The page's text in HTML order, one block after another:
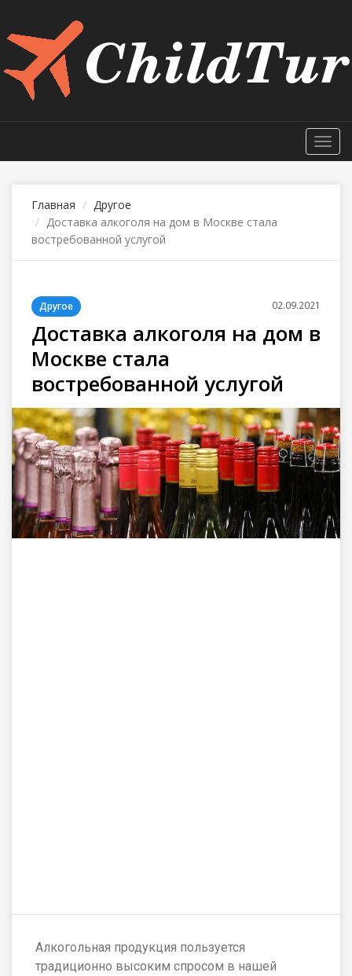
Главная
Другое
Доставка алкоголя на дом в Москве стала
востребованной услугой
02.09.2021
Другое
Доставка алкоголя на дом в
Москве стала
востребованной услугой
Алкогольная продукция пользуется
традиционно высоким спросом в нашей